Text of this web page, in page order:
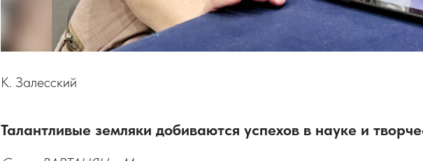
К. Залесский
Талантливые земляки добиваются успехов в науке и